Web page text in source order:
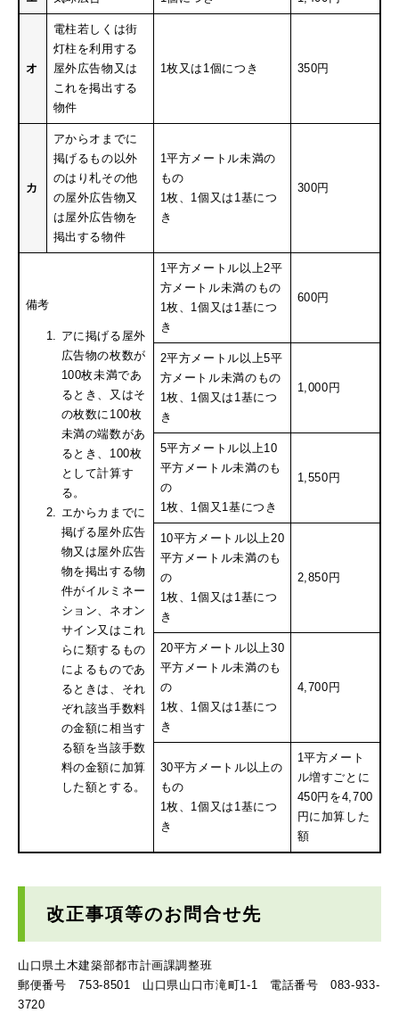
オ
電柱若しくは街
灯柱を利用する
屋外広告物又は
これを掲出する
物件
1枚又は1個につき 350円
カ
アからオまでに
掲げるもの以外
のはり札その他
の屋外広告物又
は屋外広告物を
掲出する物件
1平方メートル未満の
もの
1枚、1個又は1基につ
き
300円
備考
アに掲げる屋外
広告物の枚数が
100枚未満であ
るとき、又はそ
の枚数に100枚
未満の端数があ
るとき、100枚
として計算す
る。
エからカまでに
掲げる屋外広告
物又は屋外広告
物を掲出する物
件がイルミネー
ション、ネオン
サイン又はこれ
らに類するもの
によるものであ
るときは、それ
ぞれ該当手数料
の金額に相当す
る額を当該手数
料の金額に加算
した額とする。
1平方メートル以上2平
方メートル未満のもの
1枚、1個又は1基につ
き
600円
2平方メートル以上5平
方メートル未満のもの
1枚、1個又は1基につ
き
1,000円
5平方メートル以上10
平方メートル未満のも
の
1枚、1個又1基につき
1,550円
10平方メートル以上20
平方メートル未満のも
の
1枚、1個又は1基につ
き
2,850円
20平方メートル以上30
平方メートル未満のも
の
1枚、1個又は1基につ
き
4,700円
30平方メートル以上の
もの
1枚、1個又は1基につ
き
1平方メート
ル増すごとに
450円を4,700
円に加算した
額
改正事項等のお問合せ先
山口県土木建築部都市計画課調整班
郵便番号 753‐8501 山口県山口市滝町1‐1 電話番号 083‐933‐
3720